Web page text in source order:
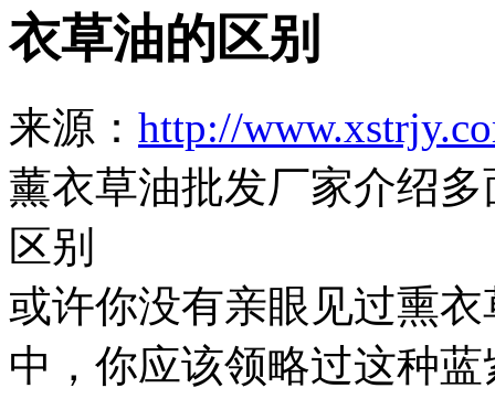
衣草油的区别
来源： http://
薰衣草油批发厂家介绍
区别
或许你没有亲眼见过熏
中，你应该领略过这种